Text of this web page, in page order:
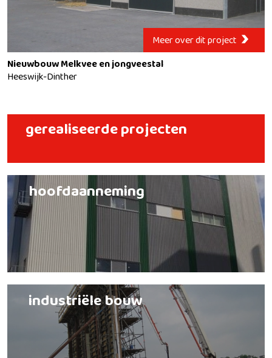
Meer over dit project
Nieuwbouw Melkvee en jongveestal
Heeswijk-Dinther
gerealiseerde projecten
hoofdaanneming
industriële bouw